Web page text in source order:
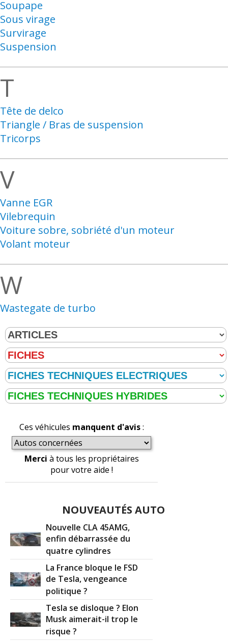
Soupape
Sous virage
Survirage
Suspension
T
Tête de delco
Triangle / Bras de suspension
Tricorps
V
Vanne EGR
Vilebrequin
Voiture sobre, sobriété d'un moteur
Volant moteur
W
Wastegate de turbo
Ces véhicules manquent d'avis:
Merci à tous les propriétaires
pour votre aide !
NOUVEAUTÉS AUTO
Nouvelle CLA 45AMG,
enfin débarrassée du
quatre cylindres
La France bloque le FSD
de Tesla, vengeance
politique ?
Tesla se disloque ? Elon
Musk aimerait-il trop le
risque ?